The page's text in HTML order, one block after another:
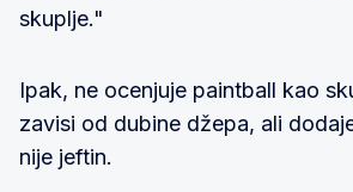
skuplje."
Ipak, ne ocenjuje paintball kao
zavisi od dubine džepa, ali
nije jeftin.